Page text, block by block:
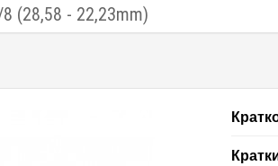
(28,58 - 22,23mm)